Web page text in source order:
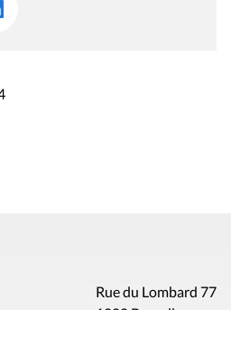
Rue du Lombard 77
1000 Bruxelles